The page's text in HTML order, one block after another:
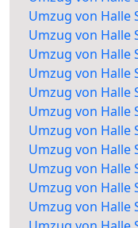
Umzug von Halle
Umzug von Halle
Umzug von Halle
Umzug von Halle
Umzug von Halle
Umzug von Halle
Umzug von Halle
Umzug von Halle
Umzug von Halle
Umzug von Halle
Umzug von Halle